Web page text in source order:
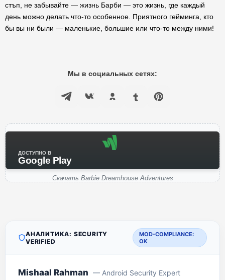
стъп, не забывайте — жизнь Барби — это жизнь, где каждый
день можно делать что-то особенное. Приятного гейминга, кто
бы вы ни были — маленькие, большие или что-то между ними!
Мы в социальных сетях:
ДОСТУПНО В
Google Play
Скачать Barbie Dreamhouse Adventures
АНАЛИТИКА: SECURITY
VERIFIED
MOD-COMPLIANCE:
OK
Mishaal Rahman — Android Security Expert